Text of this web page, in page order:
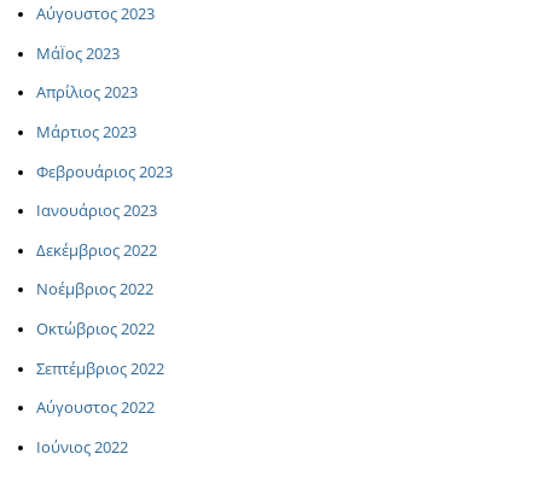
Αύγουστος 2023
ΜάΪος 2023
Απρίλιος 2023
Μάρτιος 2023
Φεβρουάριος 2023
Ιανουάριος 2023
Δεκέμβριος 2022
Νοέμβριος 2022
Οκτώβριος 2022
Σεπτέμβριος 2022
Αύγουστος 2022
Ιούνιος 2022